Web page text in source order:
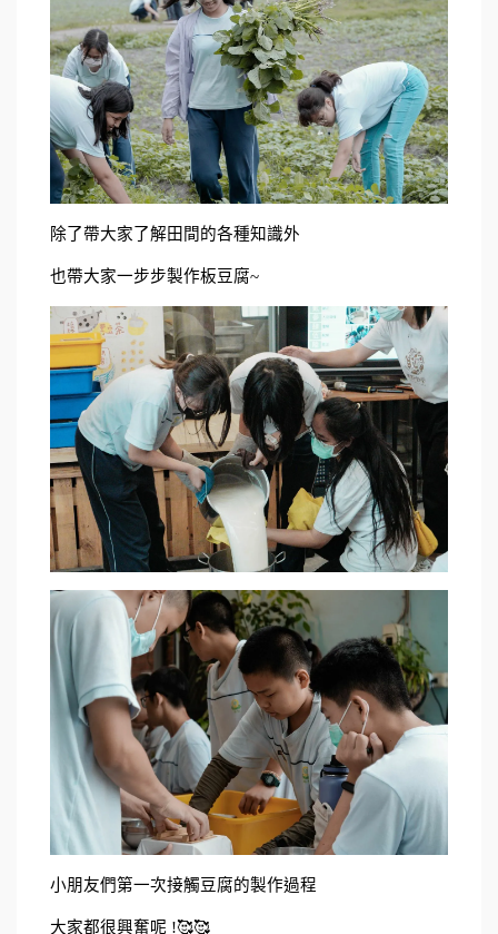
除了帶大家了解田間的各種知識外
也帶大家一步步製作板豆腐~
小朋友們第一次接觸豆腐的製作過程
大家都很興奮呢 !🥰🥰